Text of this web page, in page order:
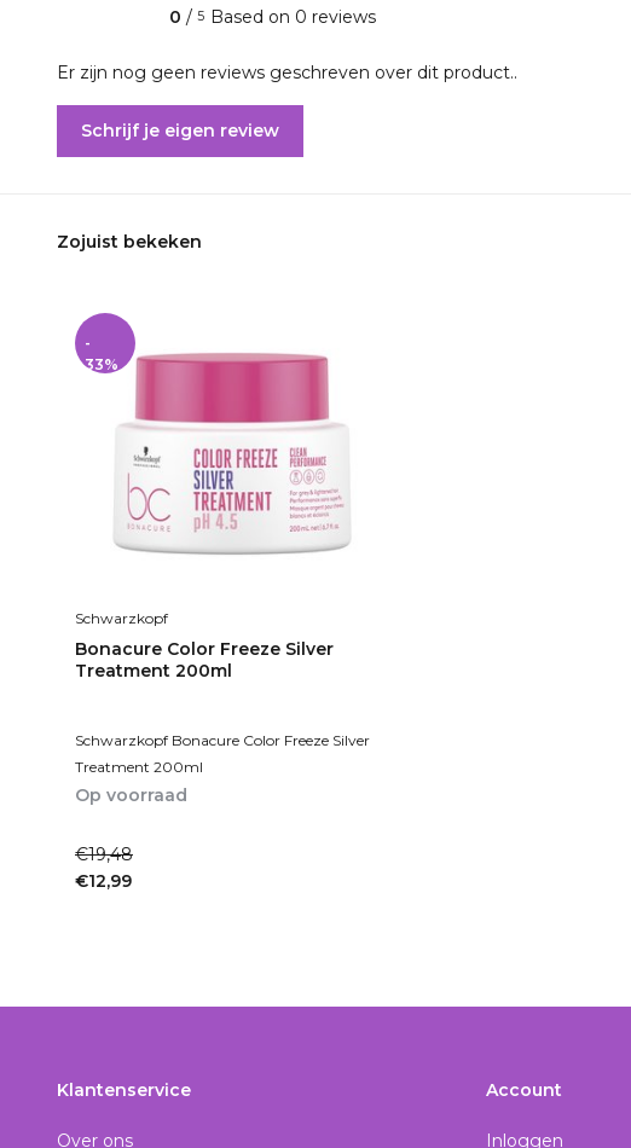
0 / 5 Based on 0 reviews
Er zijn nog geen reviews geschreven over dit product..
Schrijf je eigen review
Zojuist bekeken
-
33%
Schwarzkopf
Bonacure Color Freeze Silver
Treatment 200ml
Schwarzkopf Bonacure Color Freeze Silver
Treatment 200ml
Op voorraad
€19,48
€12,99
Klantenservice
Over ons
Account
Inloggen